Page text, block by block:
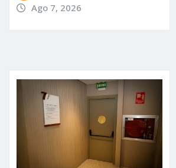
Ago 7, 2026